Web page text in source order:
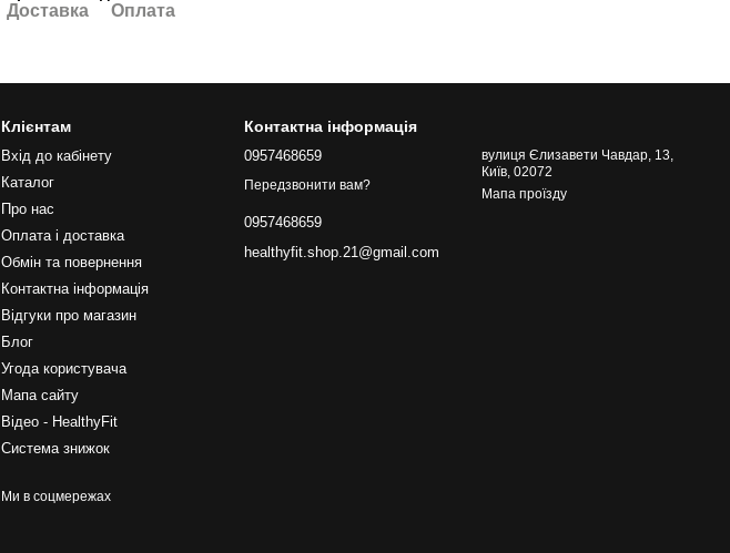
Доставка Оплата
Клієнтам
Вхід до кабінету
Каталог
Про нас
Оплата і доставка
Обмін та повернення
Контактна інформація
Відгуки про магазин
Блог
Угода користувача
Мапа сайту
Відео - HealthyFit
Система знижок
Ми в соцмережах
Контактна інформація
0957468659
Передзвонити вам?
0957468659
healthyfit.shop.21@gmail.com
вулиця Єлизавети Чавдар, 13,
Київ, 02072
Мапа проїзду